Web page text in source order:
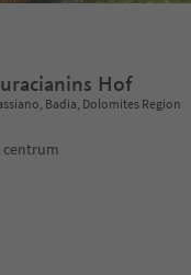
Hof
Badia, Dolomites Region
centrum